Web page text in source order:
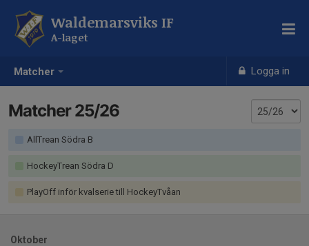
Matcher Logga in
Waldemarsviks IF
A-laget
Matcher 25/26
AllTrean Södra B
HockeyTrean Södra D
PlayOff inför kvalserie till HockeyTvåan
Oktober